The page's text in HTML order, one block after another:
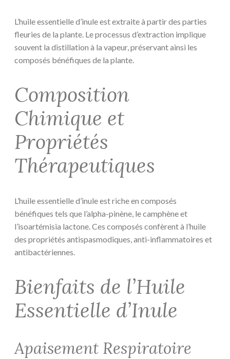
L’huile essentielle d’inule est extraite à partir des parties
fleuries de la plante. Le processus d’extraction implique
souvent la distillation à la vapeur, préservant ainsi les
composés bénéfiques de la plante.
Composition
Chimique et
Propriétés
Thérapeutiques
L’huile essentielle d’inule est riche en composés
bénéfiques tels que l’alpha-pinène, le camphène et
l’isoartémisia lactone. Ces composés confèrent à l’huile
des propriétés antispasmodiques, anti-inflammatoires et
antibactériennes.
Bienfaits de l’Huile
Essentielle d’Inule
Apaisement Respiratoire